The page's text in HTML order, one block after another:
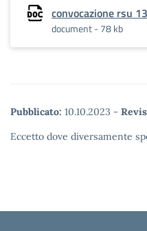
convocazione rsu
document - 78 kb
Pubblicato: 10.10.2023 -
Eccetto dove diversamente